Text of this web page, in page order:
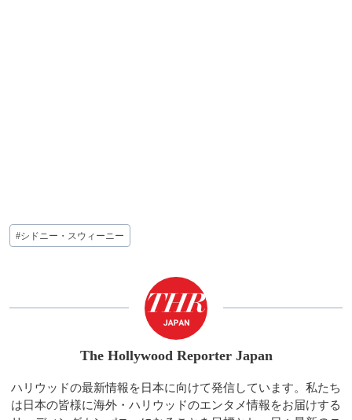
投
稿
#シドニー・スウィーニー
The Hollywood Reporter Japan
ハリウッドの最新情報を日本に向けて発信しています。私たち
は日本の皆様に海外・ハリウッドのエンタメ情報をお届けする